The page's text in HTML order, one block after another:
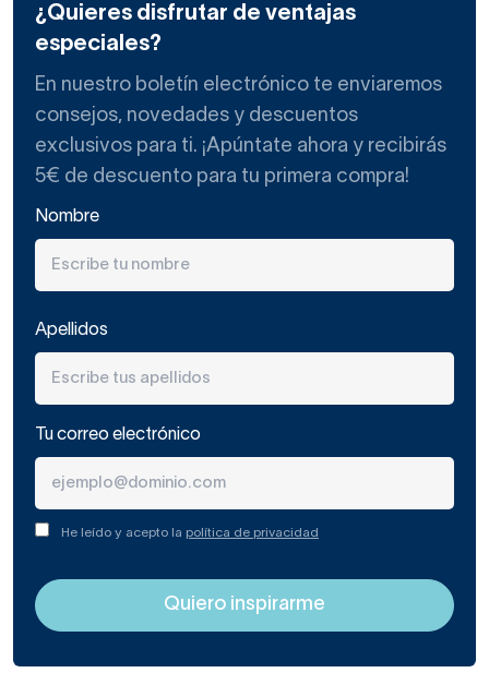
¿Quieres disfrutar de ventajas
especiales?
En nuestro boletín electrónico te enviaremos
consejos, novedades y descuentos
exclusivos para ti. ¡Apúntate ahora y recibirás
5€ de descuento para tu primera compra!
Nombre
Apellidos
Tu correo electrónico
He leído y acepto la política de privacidad